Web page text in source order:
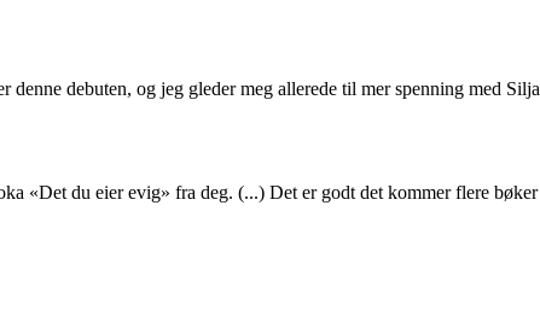
debuten, og jeg gleder meg allerede til mer spenning med
«Det du eier evig» fra deg. (...) Det er godt det kommer flere